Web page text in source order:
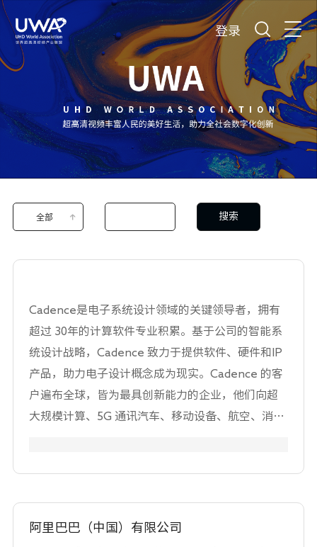
登录
全部 搜索
Cadence是电子系统设计领域的关键领导者，拥有
超过 30年的计算软件专业积累。基于公司的智能系
统设计战略，Cadence 致力于提供软件、硬件和IP
产品，助力电子设计概念成为现实。Cadence 的客
户遍布全球，皆为最具创新能力的企业，他们向超
大规模计算、5G 通讯汽车、移动设备、航空、消费
作的公司。
阿里巴巴（中国）有限公司